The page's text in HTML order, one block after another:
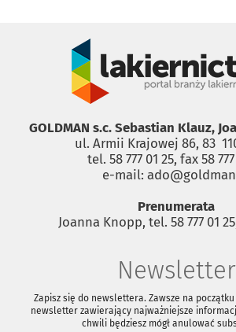
GOLDMAN s.c. Sebastian Klauz,
ul. Armii Krajowej 86, 83
tel. 58 777 01 25, fax 58
e-mail:
Prenumerata
Joanna Knopp, tel. 58 777 01
Newsletter
Zapisz się do newslettera. Zawsze na
newsletter zawierający najważniejsze
chwili będziesz mógł anulować